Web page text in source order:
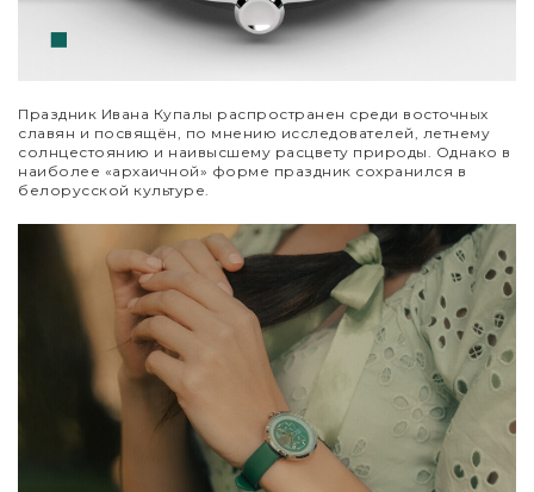
Праздник Ивана Купалы распространен среди восточных
славян и посвящён, по мнению исследователей, летнему
солнцестоянию и наивысшему расцвету природы. Однако в
наиболее «архаичной» форме праздник сохранился в
белорусской культуре.